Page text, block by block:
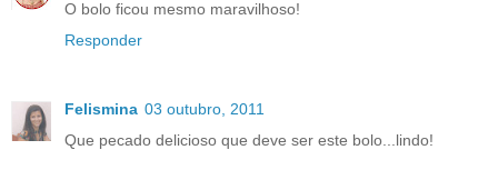
O bolo ficou mesmo maravilhoso!
Responder
Felismina 03 outubro, 2011
Que pecado delicioso que deve ser este bolo...lindo!